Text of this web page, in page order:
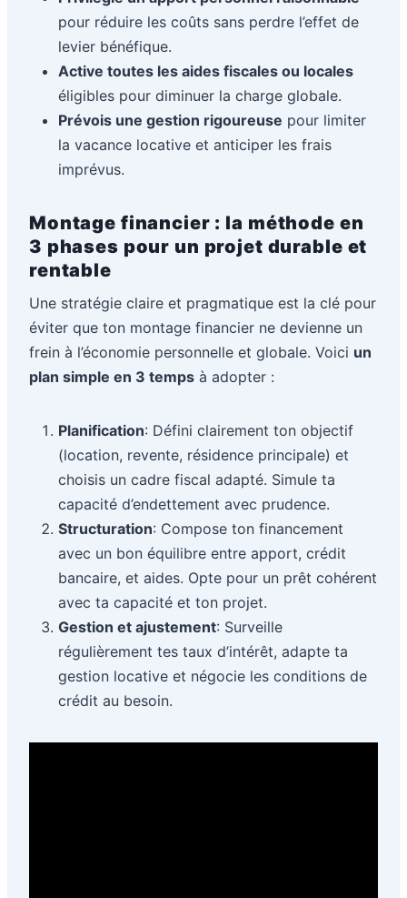
pour réduire les coûts sans perdre l’effet de
levier bénéfique.
Active toutes les aides fiscales ou locales
éligibles pour diminuer la charge globale.
Prévois une gestion rigoureuse pour limiter
la vacance locative et anticiper les frais
imprévus.
Montage financier : la méthode en
3 phases pour un projet durable et
rentable
Une stratégie claire et pragmatique est la clé pour
éviter que ton montage financier ne devienne un
frein à l’économie personnelle et globale. Voici un
plan simple en 3 temps à adopter :
Planification: Défini clairement ton objectif
(location, revente, résidence principale) et
choisis un cadre fiscal adapté. Simule ta
capacité d’endettement avec prudence.
Structuration: Compose ton financement
avec un bon équilibre entre apport, crédit
bancaire, et aides. Opte pour un prêt cohérent
avec ta capacité et ton projet.
Gestion et ajustement: Surveille
régulièrement tes taux d’intérêt, adapte ta
gestion locative et négocie les conditions de
crédit au besoin.